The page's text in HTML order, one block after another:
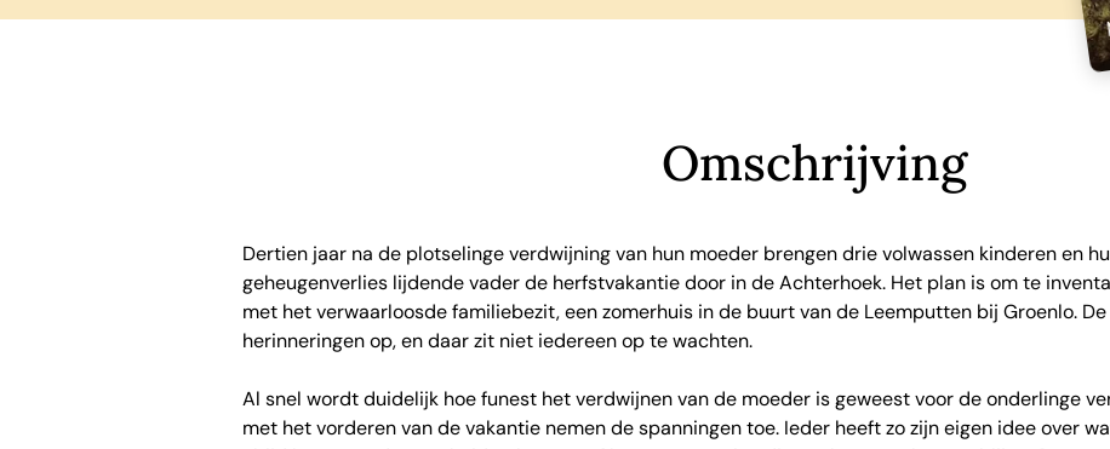
Omschrijving
Dertien jaar na de plotselinge verdwijning van hun moeder brengen drie volwassen kinderen en
geheugenverlies lijdende vader de herfstvakantie door in de Achterhoek. Het plan is om te
met het verwaarloosde familiebezit, een zomerhuis in de buurt van de Leemputten bij Groenlo.
herinneringen op, en daar zit niet iedereen op te wachten.
Al snel wordt duidelijk hoe funest het verdwijnen van de moeder is geweest voor de onderlinge
met het vorderen van de vakantie nemen de spanningen toe. Ieder heeft zo zijn eigen idee over